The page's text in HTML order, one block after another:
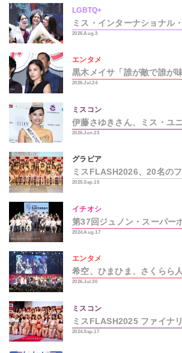
LGBTQ+
ミス・インターナショナル
2026.Aug.3
エンタメ
黒木メイサ「誰が敵で誰が
2026.Jul.24
ミスコン
伊藤さゆきさん、ミス・ユ
2026.Jun.23
グラビア
ミスFLASH2026、20名の
2025.Sep.15
イチオシ
第37回ジュノン・スーパー
2024.Aug.17
エンタメ
希空、ひまひま、さくらら
2026.Jul.30
ミスコン
ミスFLASH2025 ファイナ
2024.Sep.17